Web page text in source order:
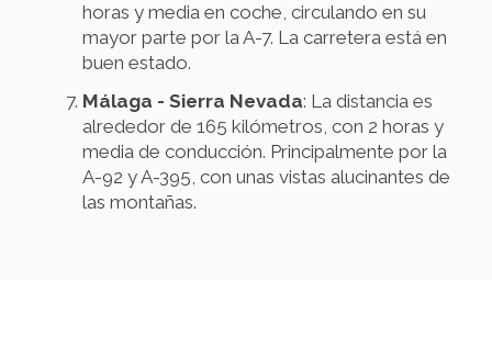
horas y media en coche, circulando en su
mayor parte por la A-7. La carretera está en
buen estado.
Málaga - Sierra Nevada: La distancia es
alrededor de 165 kilómetros, con 2 horas y
media de conducción. Principalmente por la
A-92 y A-395, con unas vistas alucinantes de
las montañas.